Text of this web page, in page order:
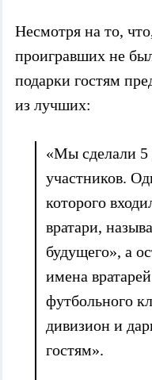
Несмотря на то,
проигравших не
подарки гостям
из лучших:
«Мы сделали 5
участников.
которого
вратари,
будущего», а
имена
футбольного
дивизион и
гостям».